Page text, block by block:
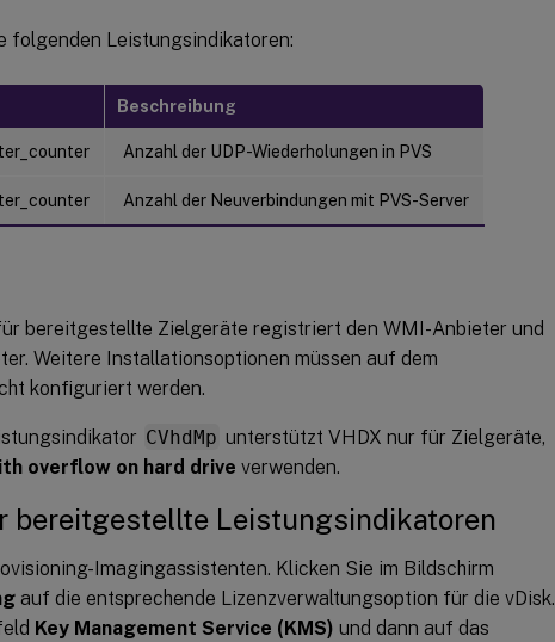
folgenden Leistungsindikatoren:
Beschreibung
Anzahl der UDP-Wiederholungen in PVS
Anzahl der Neuverbindungen mit PVS-Server
bereitgestellte Zielgeräte registriert den WMI-Anbieter und
Weitere Installationsoptionen müssen auf dem
konfiguriert werden.
CVhdMp unterstützt VHDX nur für Zielgeräte,
overflow on hard drive verwenden.
bereitgestellte Leistungsindikatoren
Imagingassistenten. Klicken Sie im Bildschirm
auf die entsprechende Lizenzverwaltungsoption für die vDisk.
Key Management Service (KMS) und dann auf das